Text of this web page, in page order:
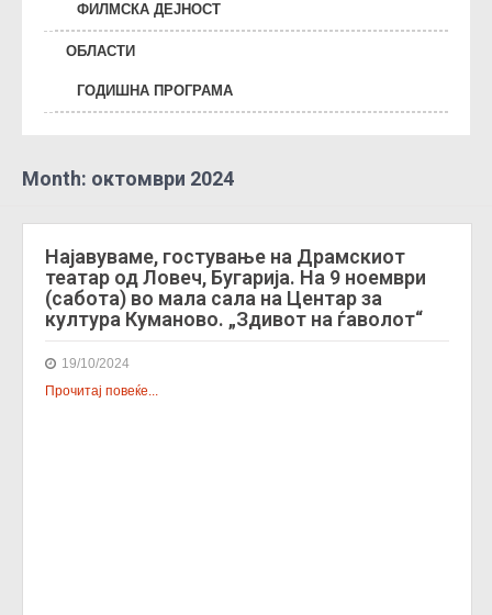
ФИЛМСКА ДЕЈНОСТ
ОБЛАСТИ
ГОДИШНА ПРОГРАМА
Month: октомври 2024
Најавуваме, гостување на Драмскиот
театар од Ловеч, Бугарија. На 9 ноември
(сабота) во мала сала на Центар за
култура Куманово. „Здивот на ѓаволот“
19/10/2024
Прочитај повеќе...